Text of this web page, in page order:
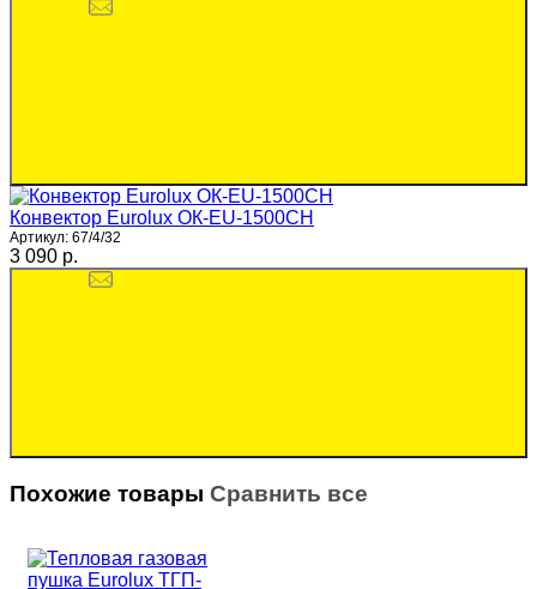
Конвектор Eurolux ОК-EU-1500CH
Артикул: 67/4/32
3 090 p.
Похожие товары Сравнить все